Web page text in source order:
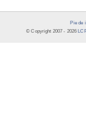
Pie de
© Copyright 2007 - 2026